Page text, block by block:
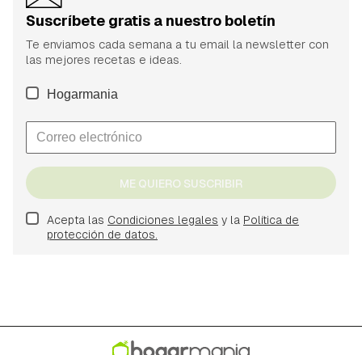
Suscríbete gratis a nuestro boletín
Te enviamos cada semana a tu email la newsletter con
las mejores recetas e ideas.
Hogarmania
ME QUIERO SUSCRIBIR
Acepta las Condiciones legales y la Política de
protección de datos.